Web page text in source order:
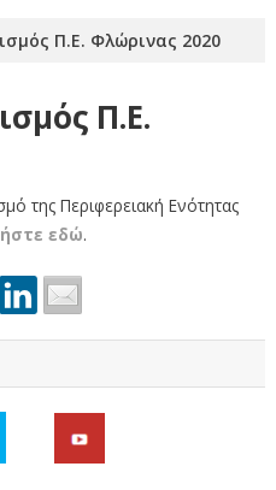
Π.Ε. Φλώρινας 2020
Π.Ε.
της Περιφερειακή Ενότητας
εδώ.